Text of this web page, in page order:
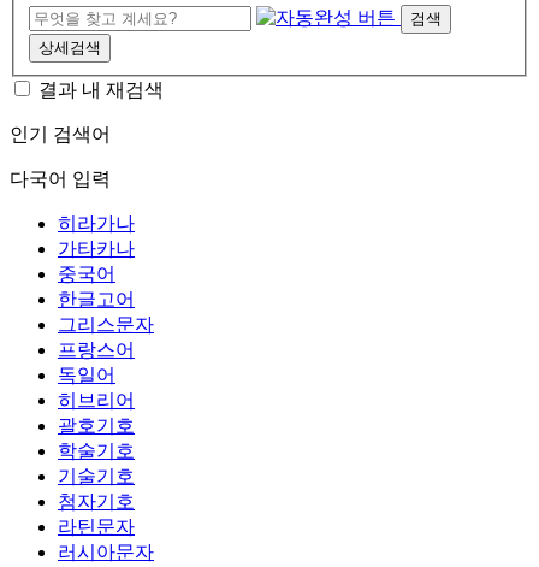
검색
상세검색
결과 내 재검색
인기 검색어
다국어 입력
히라가나
가타카나
중국어
한글고어
그리스문자
프랑스어
독일어
히브리어
괄호기호
학술기호
기술기호
첨자기호
라틴문자
러시아문자